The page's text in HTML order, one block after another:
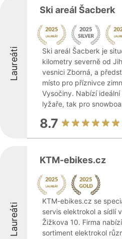
Laureáti
Ski areál Šacberk
Ski areál Šacberk je
kilometry severně od
vesnici Zborná, a
místo pro příznivce
Vysočiny. Nabízí
lyžaře, tak pro
8.7
Laureáti
KTM-ebikes.cz
KTM-ebikes.cz se
servis elektrokol a sídlí
Žižkova 10. Firma
sortiment elektrokol